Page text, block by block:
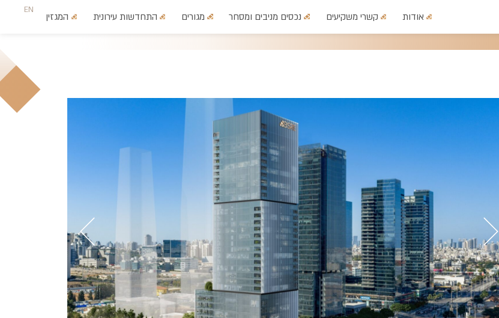
EN
אודות קשרי משקיעים נכסים מניבים ומסחר מגורים התחדשות עירונית
המגזין